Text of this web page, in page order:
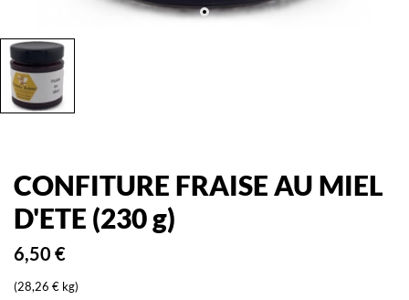
CONFITURE FRAISE AU MIEL
D'ETE (230 g)
6,50 €
(28,26 € kg)